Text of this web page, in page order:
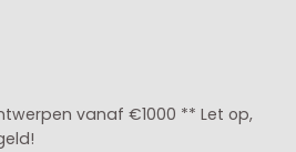
vanaf €1000 ** Let op,